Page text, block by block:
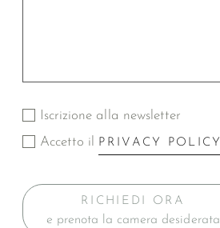
Iscrizione alla newsletter
Accetto il
PRIVACY POLICY
RICHIEDI ORA
e prenota la camera desiderata